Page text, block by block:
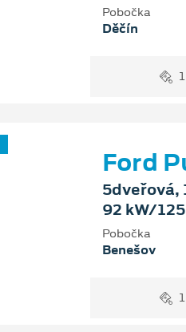
Pobočka
Děčín
Ford
5dveřová,
92 kW/
Pobočka
Benešov